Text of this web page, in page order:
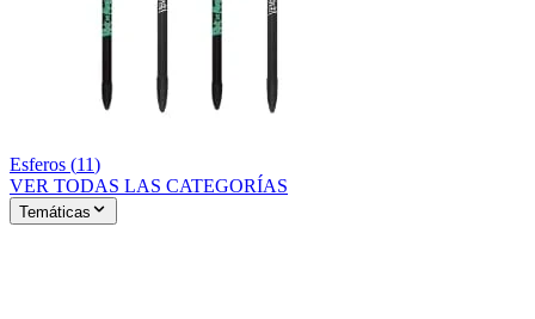
Esferos (11)
VER TODAS LAS CATEGORÍAS
Temáticas